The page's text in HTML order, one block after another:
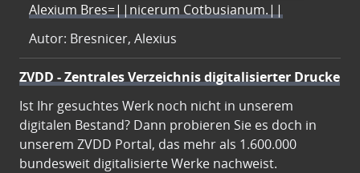
Alexium Bres=||nicerum Cotbusianum.||
Autor: Bresnicer, Alexius
ZVDD - Zentrales Verzeichnis digitalisierter Drucke
Ist Ihr gesuchtes Werk noch nicht in unserem
digitalen Bestand? Dann probieren Sie es doch in
unserem ZVDD Portal, das mehr als 1.600.000
bundesweit digitalisierte Werke nachweist.